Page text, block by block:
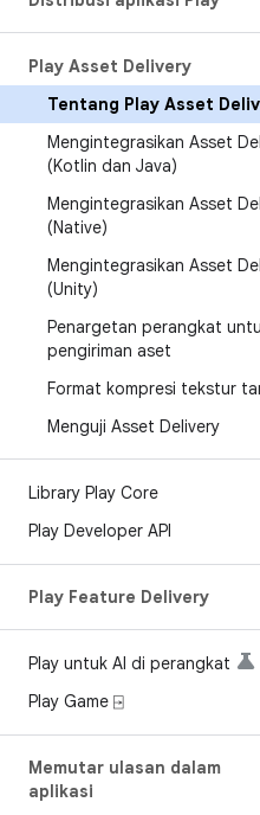
Play Asset Delivery
Tentang Play Asset
Mengintegrasikan Asset
(Kotlin dan Java)
Mengintegrasikan Asset
(Native)
Mengintegrasikan Asset
(Unity)
Penargetan perangkat
pengiriman aset
Format kompresi tekstur
Menguji Asset Delivery
Library Play Core
Play Developer API
Play Feature Delivery
Play untuk AI di perangkat
Play Game ⍈
Memutar ulasan dalam
aplikasi